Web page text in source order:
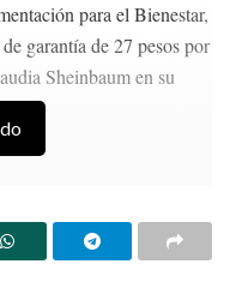
de plaza de armas;
el apoyo de los
al tocar el claxon.
recordó que la
que recibieron
y por las Fuerzas de
para el Bienestar,
garantía de 27 pesos por
Sheinbaum en su
de Pago?